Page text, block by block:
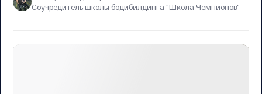
Соучредитель школы бодибилдинга "Школа Чемпионов"